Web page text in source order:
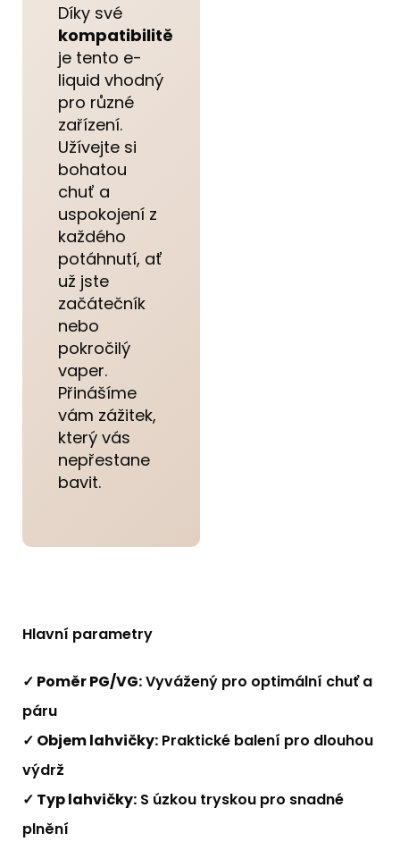
Díky své
kompatibilitě
je tento e-
liquid vhodný
pro různé
zařízení.
Užívejte si
bohatou
chuť a
uspokojení z
každého
potáhnutí, ať
už jste
začátečník
nebo
pokročilý
vaper.
Přinášíme
vám zážitek,
který vás
nepřestane
bavit.
Hlavní parametry
✓ Poměr PG/VG:Vyvážený pro optimální chuť a
páru
✓ Objem lahvičky: Praktické balení pro dlouhou
výdrž
✓ Typ lahvičky: S úzkou tryskou pro snadné
plnění